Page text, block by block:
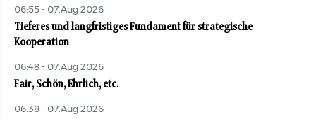
06:55 - 07.Aug 2026
Tieferes und langfristiges Fundament für strategische
Kooperation
06:48 - 07.Aug 2026
Fair, Schön, Ehrlich, etc.
06:38 - 07.Aug 2026